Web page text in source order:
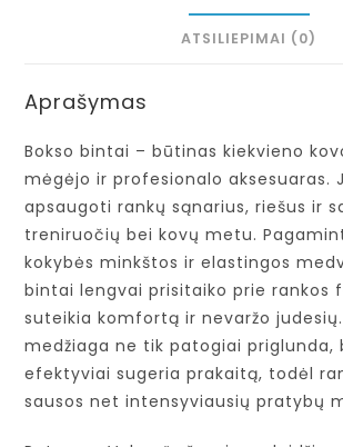
ATSILIEPIMAI (0)
Aprašymas
Bokso bintai – būtinas kiekvieno
mėgėjo ir profesionalo aksesuaras.
apsaugoti rankų sąnarius, riešus ir
treniruočių bei kovų metu.
kokybės minkštos ir elastingos
bintai lengvai prisitaiko prie rankos
suteikia komfortą ir nevaržo
medžiaga ne tik patogiai priglunda,
efektyviai sugeria prakaitą, todėl
sausos net intensyviausių pratybų